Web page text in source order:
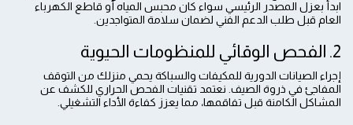
ابدأ بعزل المصدر الرئيسي سواء كان محبس المياه أو قاطع الكهرباء
العام قبل طلب الدعم الفني لضمان سلامة المتواجدين.
2. الفحص الوقائي للمنظومات الحيوية
إجراء الصيانات الدورية للمكيفات والسباكة يحمي منزلك من التوقف
المفاجئ في ذروة الصيف. نعتمد تقنيات الفحص الحراري للكشف عن
المشاكل الكامنة قبل تفاقمها، مما يعزز كفاءة الأداء التشغيلي.